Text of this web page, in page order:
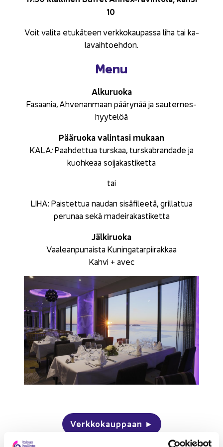
10
Voit va­li­ta etu­kä­teen verk­ko­kau­pas­sa liha tai ka­
la­vaih­toeh­don.
Menu
Al­ku­ruo­ka
Fa­saa­nia, Ah­ve­nan­maan pää­ry­nää ja sau­ter­nes­
hyy­te­löä
Pää­ruo­ka va­lin­ta­si mu­kaan
KALA:Paah­det­tua turs­kaa, turs­kabran­da­de ja
kuoh­ke­aa soi­ja­kas­ti­ket­ta
tai
LIHA: Pais­tet­tua nau­dan si­sä­fi­lee­tä, gril­lat­tua
pe­ru­naa sekä ma­dei­ra­kas­ti­ket­ta
Jäl­ki­ruo­ka
Vaa­lean­pu­nais­ta Ku­nin­ga­tar­pii­rak­kaa
Kahvi + avec
Verk­ko­kaup­paan ►